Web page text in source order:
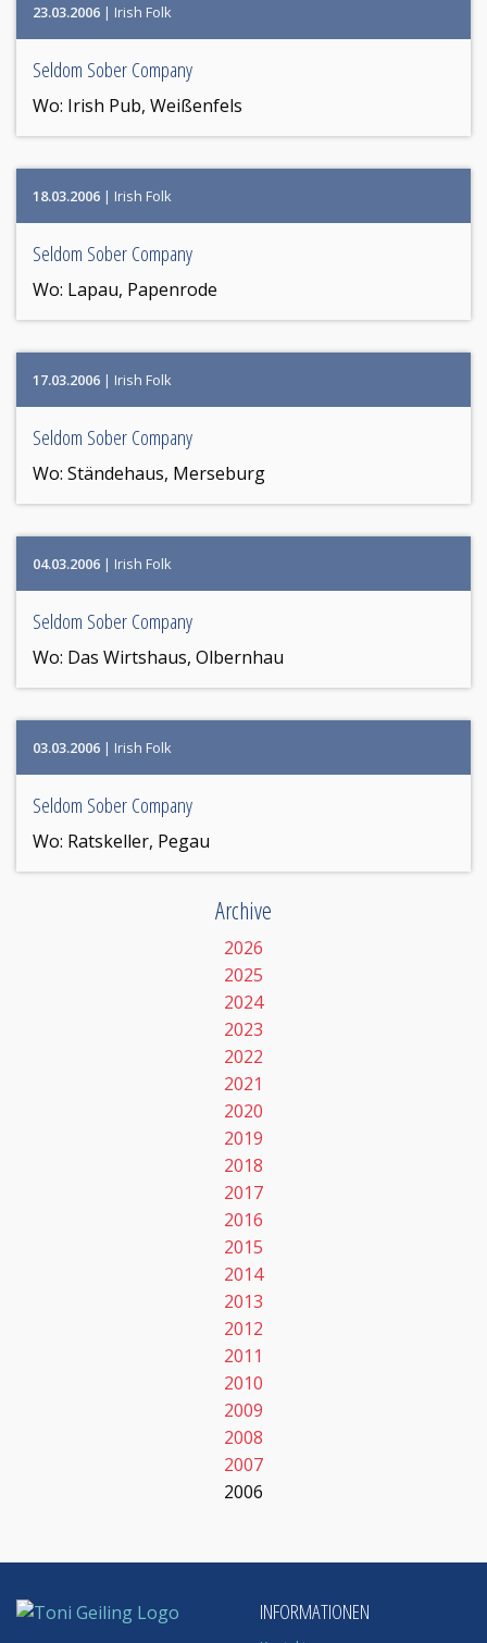
23.03.2006 | Irish Folk
Seldom Sober Company
Wo: Irish Pub, Weißenfels
18.03.2006 | Irish Folk
Seldom Sober Company
Wo: Lapau, Papenrode
17.03.2006 | Irish Folk
Seldom Sober Company
Wo: Ständehaus, Merseburg
04.03.2006 | Irish Folk
Seldom Sober Company
Wo: Das Wirtshaus, Olbernhau
03.03.2006 | Irish Folk
Seldom Sober Company
Wo: Ratskeller, Pegau
Archive
2026
2025
2024
2023
2022
2021
2020
2019
2018
2017
2016
2015
2014
2013
2012
2011
2010
2009
2008
2007
2006
INFORMATIONEN